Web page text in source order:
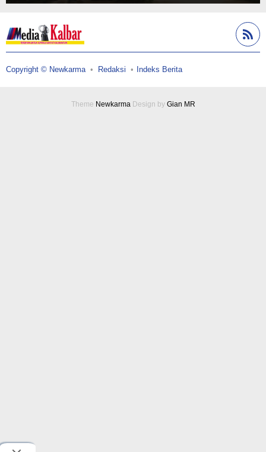
Copyright © Newkarma Redaksi Indeks Berita
Theme NewkarmaDesign by Gian MR